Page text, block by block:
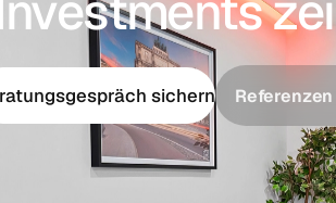
sichern
Beratungsgespräch sichern